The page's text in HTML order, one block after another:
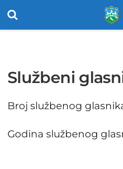
Službeni
Broj službenog
Godina službenog